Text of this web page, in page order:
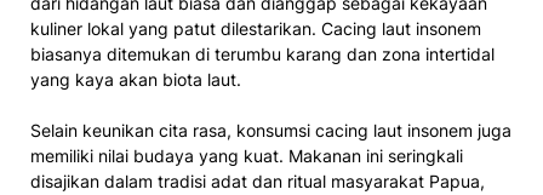
kuliner lokal yang patut dilestarikan. Cacing laut insonem
biasanya ditemukan di terumbu karang dan zona intertidal
yang kaya akan biota laut.
Selain keunikan cita rasa, konsumsi cacing laut insonem juga
memiliki nilai budaya yang kuat. Makanan ini seringkali
disajikan dalam tradisi adat dan ritual masyarakat Papua,